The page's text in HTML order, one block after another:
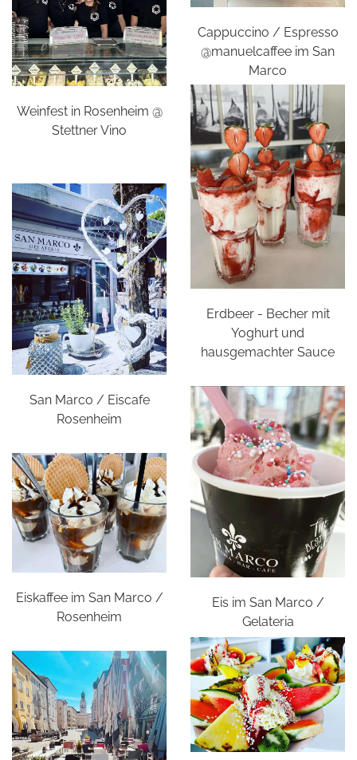
Cappuccino / Espresso
@manuelcaffee im San
Marco
Weinfest in Rosenheim @
Stettner Vino
Erdbeer - Becher mit
Yoghurt und
hausgemachter Sauce
San Marco / Eiscafe
Rosenheim
Eis im San Marco /
Gelateria
Eiskaffee im San Marco /
Rosenheim